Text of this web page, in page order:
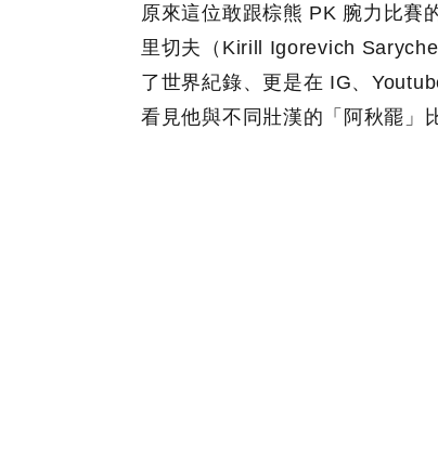
原來這位敢跟棕熊 PK 腕力比賽
里切夫（Kirill Igorevich
了世界紀錄、更是在 IG、
看見他與不同壯漢的「阿秋罷」